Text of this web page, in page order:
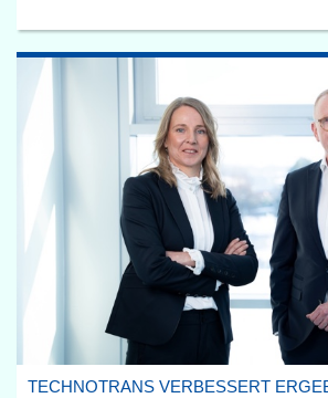
TECHNOTRANS VERBESSERT